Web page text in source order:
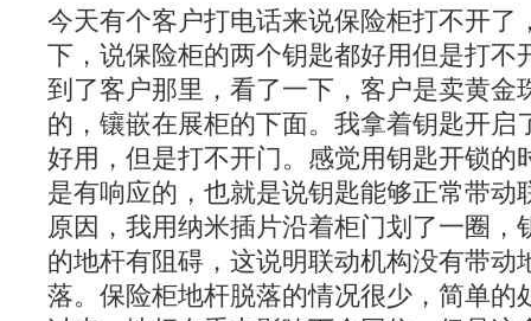
今天有个客户打电话来说保险柜打不开了
下，说保险柜的两个钥匙都好用但是打不
到了客户那里，看了一下，客户是卖黄金
的，镶嵌在展柜的下面。我拿着钥匙开启
好用，但是打不开门。感觉用钥匙开锁的
是有响应的，也就是说钥匙能够正常带动
原因，我用纳米插片沿着柜门划了一圈，
的地杆有阻碍，这说明联动机构没有带动
落。保险柜地杆脱落的情况很少，简单的